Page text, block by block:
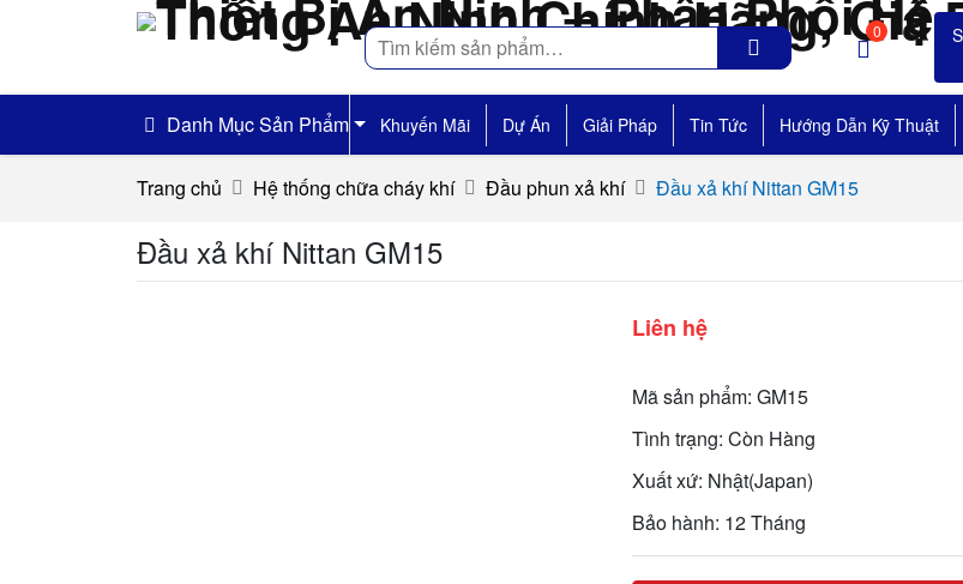
Tìm
kiếm
0
Danh Mục Sản Phẩm Khuyến Mãi Dự Án Giải Pháp Tin Tức Hướng Dẫn Kỹ Thuật
Trang chủ Hệ thống chữa cháy khí Đầu phun xả khí Đầu xả khí Nittan GM15
Đầu xả khí Nittan GM15
Liên hệ
Mã sản phẩm: GM15
Tình trạng: Còn Hàng
Xuất xứ: Nhật(Japan)
Bảo hành: 12 Tháng